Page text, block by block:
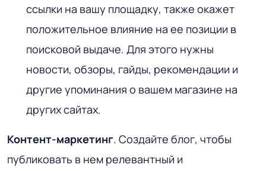
ссылки на вашу площадку, также окажет
положительное влияние на ее позиции в
поисковой выдаче. Для этого нужны
новости, обзоры, гайды, рекомендации и
другие упоминания о вашем магазине на
других сайтах.
Контент-маркетинг. Создайте блог, чтобы
публиковать в нем релевантный и